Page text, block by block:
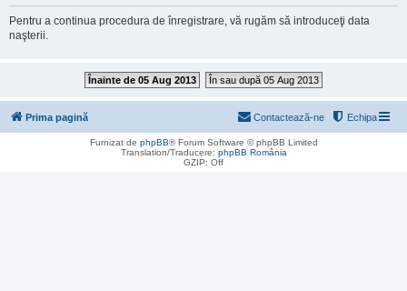
Pentru a continua procedura de înregistrare, vă rugăm să introduceţi data
naşterii.
Înainte de 05 Aug 2013 În sau după 05 Aug 2013
Prima pagină Echipa
Contactează-ne
Furnizat de phpBB® Forum Software © phpBB Limited
Translation/Traducere: phpBB România
GZIP: Off